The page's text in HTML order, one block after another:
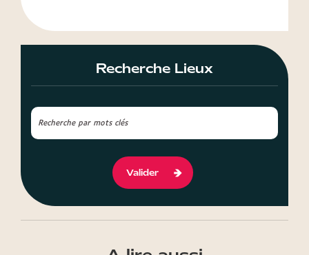
Recherche Lieux
Valider